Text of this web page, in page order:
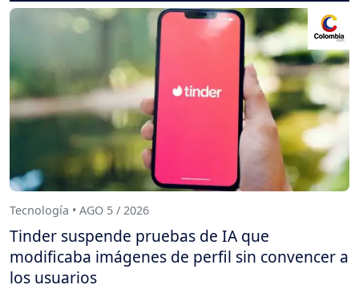
Tecnología • AGO 5 / 2026
Tinder suspende pruebas de IA que
modificaba imágenes de perfil sin convencer a
los usuarios